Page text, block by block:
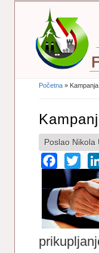
Vi Ste
Početna »
Poslao Nikola
Facebook